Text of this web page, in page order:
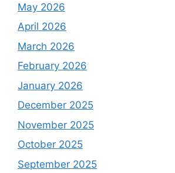
May 2026
April 2026
March 2026
February 2026
January 2026
December 2025
November 2025
October 2025
September 2025